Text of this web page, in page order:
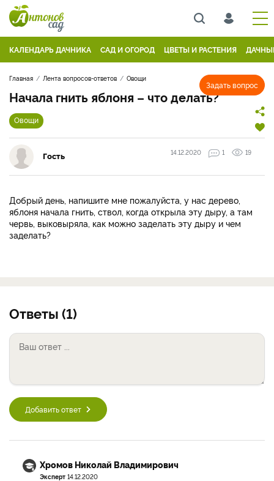
КАЛЕНДАРЬ ДАЧНИКА САД И ОГОРОД ЦВЕТЫ И РАСТЕНИЯ
Задать вопрос
Главная Лента вопросов-ответов Овощи
Начала гнить яблоня – что делать?
Овощи
Гость 14.12.2020 1 19
Добрый день, напишите мне пожалуйста, у нас дерево,
яблоня начала гнить, ствол, когда открыла эту дыру, а там
червь, выковыряла, как можно заделать эту дыру и чем
заделать?
Ответы (1)
Добавить ответ
Хромов Николай Владимирович
Эксперт 14.12.2020